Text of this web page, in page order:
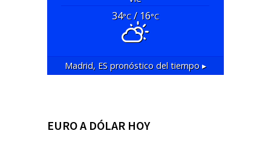
34°C/ 16°C
Madrid, ES pronóstico del tiempo ▸
EURO A DÓLAR HOY